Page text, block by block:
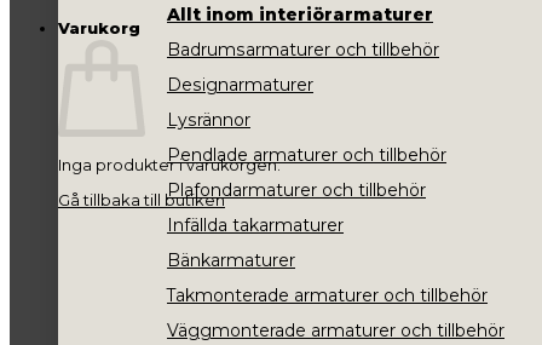
Varukorg
Inga produkter i varukorgen.
Gå tillbaka till butiken
Allt inom interiörarmaturer
Badrumsarmaturer och tillbehör
Designarmaturer
Lysrännor
Pendlade armaturer och tillbehör
Plafondarmaturer och tillbehör
Infällda takarmaturer
Bänkarmaturer
Takmonterade armaturer och tillbehör
Väggmonterade armaturer och tillbehör